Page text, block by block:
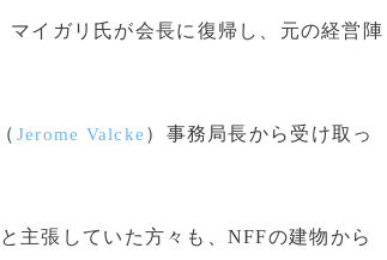
マイガリ氏が会長に復帰し、元の経営陣
Jerome Valcke ）事務局長から受け取っ
主張していた方々も、NFFの建物から